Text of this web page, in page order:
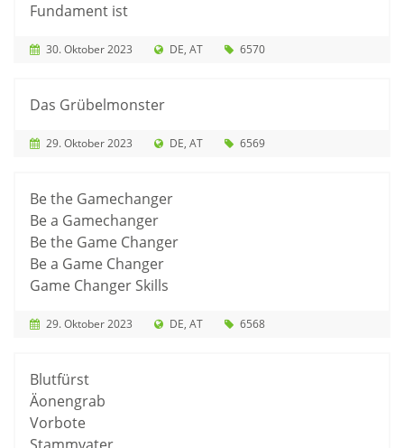
Fundament ist
30. Oktober 2023 DE AT 6570
Das Grübelmonster
29. Oktober 2023 DE AT 6569
Be the Gamechanger
Be a Gamechanger
Be the Game Changer
Be a Game Changer
Game Changer Skills
29. Oktober 2023 DE AT 6568
Blutfürst
Äonengrab
Vorbote